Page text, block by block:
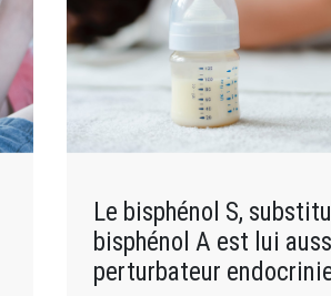
Le bisphénol S,
bisphénol A est lui
perturbateur